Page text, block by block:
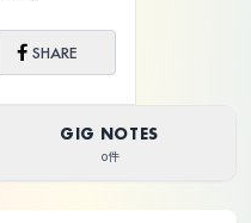
SHARE
GIG NOTES
0件